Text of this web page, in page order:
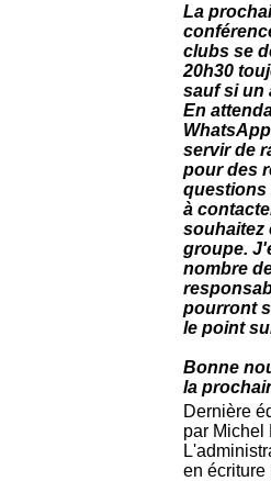
La
clubs se
20h30
sauf si un
En
servir de
pour des
questions
à
souhaitez
groupe.
nombre
pourront
le point
Bonne
la
Dernière
par Michel
en écriture